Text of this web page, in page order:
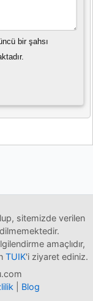
bir şahsı
sitemizde verilen
amaçlıdır,
TUIK'i ziyaret ediniz.
Blog